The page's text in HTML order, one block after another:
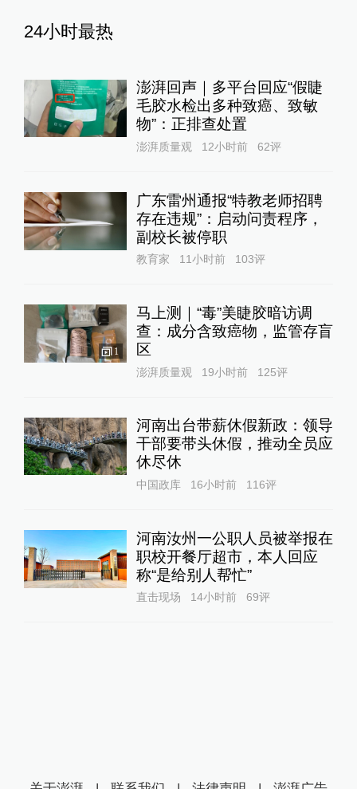
24小时最热
澎湃回声｜多平台回应“假睫
毛胶水检出多种致癌、致敏
物”：正排查处置
澎湃质量观 12小时前 62评
广东雷州通报“特教老师招聘
存在违规”：启动问责程序，
副校长被停职
教育家 11小时前 103评
1
马上测｜“毒”美睫胶暗访调
查：成分含致癌物，监管存盲
区
澎湃质量观 19小时前 125评
河南出台带薪休假新政：领导
干部要带头休假，推动全员应
休尽休
中国政库 16小时前 116评
河南汝州一公职人员被举报在
职校开餐厅超市，本人回应
称“是给别人帮忙”
直击现场 14小时前 69评